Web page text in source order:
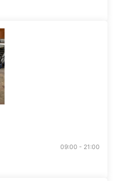
09:00 - 21:00